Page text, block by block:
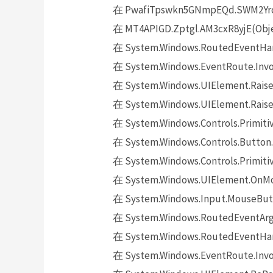
在
在
在
在
在
在
在
在
在
在
在
在
在
在